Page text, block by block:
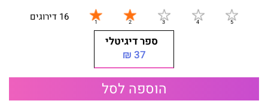
16 דירוגים
ספר דיגיטלי
37 ₪
הוספה לסל